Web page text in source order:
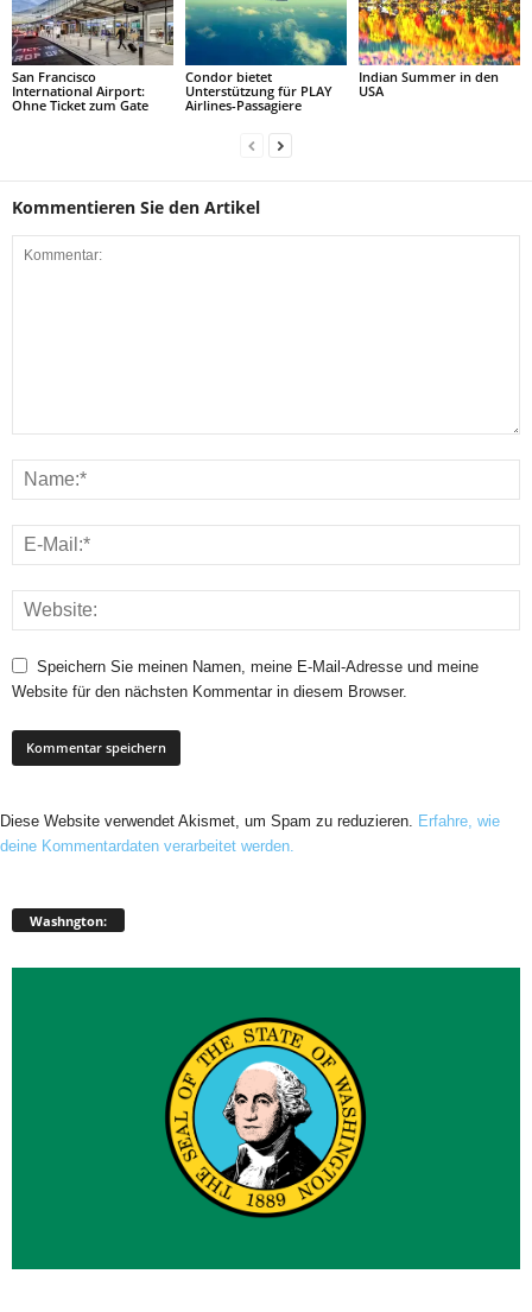
San Francisco
International Airport:
Ohne Ticket zum Gate
Condor bietet
Unterstützung für PLAY
Airlines-Passagiere
Indian Summer in den
USA
Kommentieren Sie den Artikel
Speichern Sie meinen Namen, meine E-Mail-Adresse und meine
Website für den nächsten Kommentar in diesem Browser.
Diese Website verwendet Akismet, um Spam zu reduzieren.
Erfahre, wie
deine Kommentardaten verarbeitet werden.
Washngton: